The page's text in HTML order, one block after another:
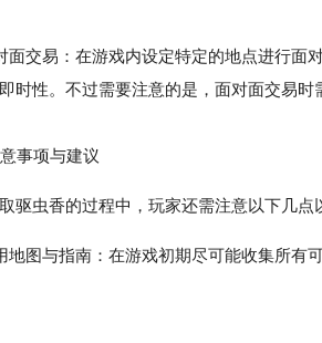
易：在游戏内设定特定的地点进行面对
时性。不过需要注意的是，面对面交易时
项与建议
驱虫香的过程中，玩家还需注意以下几点
地图与指南：在游戏初期尽可能收集所有